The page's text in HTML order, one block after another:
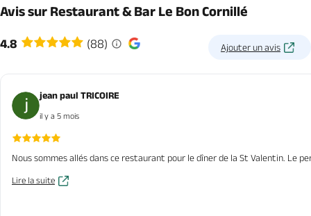
Avis sur Restaurant & Bar Le Bon Cornillé
4.8 (88) Ajouter un avis
jean paul TRICOIRE
il y a 5 mois
Nous sommes allés dans ce restaurant pour le dîner de la St Valentin.
Lire la suite